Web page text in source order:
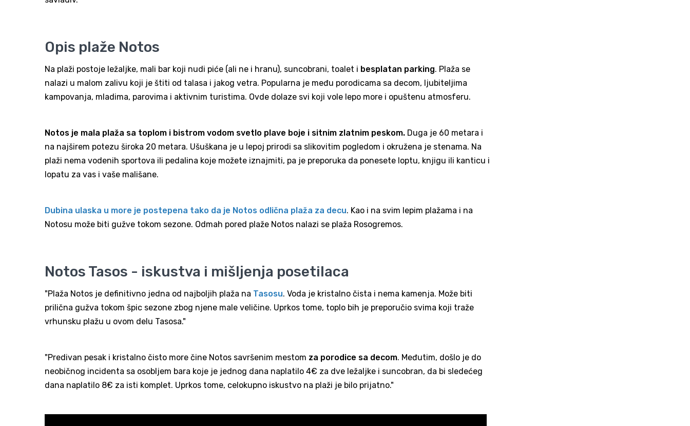
Opis plaže Notos
Na plaži postoje ležaljke, mali bar koji nudi piće (ali ne i hranu), suncobrani, toalet i besplatan parking. Plaža se
nalazi u malom zalivu koji je štiti od talasa i jakog vetra. Popularna je među porodicama sa decom, ljubiteljima
kampovanja, mladima, parovima i aktivnim turistima. Ovde dolaze svi koji vole lepo more i opuštenu atmosferu.
Notos je mala plaža sa toplom i bistrom vodom svetlo plave boje i sitnim zlatnim peskom. Duga je 60 metara i
na najširem potezu široka 20 metara. Ušuškana je u lepoj prirodi sa slikovitim pogledom i okružena je stenama. Na
plaži nema vodenih sportova ili pedalina koje možete iznajmiti, pa je preporuka da ponesete loptu, knjigu ili kanticu i
lopatu za vas i vaše mališane.
Dubina ulaska u more je postepena tako da je Notos odlična plaža za decu. Kao i na svim lepim plažama i na
Notosu može biti gužve tokom sezone. Odmah pored plaže Notos nalazi se plaža Rosogremos.
Notos Tasos - iskustva i mišljenja posetilaca
"Plaža Notos je definitivno jedna od najboljih plaža na Tasosu. Voda je kristalno čista i nema kamenja. Može biti
prilična gužva tokom špic sezone zbog njene male veličine. Uprkos tome, toplo bih je preporučio svima koji traže
vrhunsku plažu u ovom delu Tasosa."
"Predivan pesak i kristalno čisto more čine Notos savršenim mestom za porodice sa decom. Međutim, došlo je do
neobičnog incidenta sa osobljem bara koje je jednog dana naplatilo 4€ za dve ležaljke i suncobran, da bi sledećeg
dana naplatilo 8€ za isti komplet. Uprkos tome, celokupno iskustvo na plaži je bilo prijatno."